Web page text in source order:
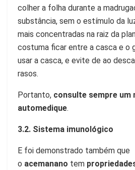
colher a folha durante a
substância, sem o estímulo da
mais concentradas na raiz da
costuma ficar entre a casca e o
usar a casca, e evite de ao
rasos.
Portanto, consulte sempre um
automedique.
3.2. Sistema imunológico
E foi demonstrado também que
o acemanano tem